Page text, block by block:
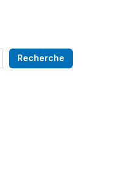
Recherche